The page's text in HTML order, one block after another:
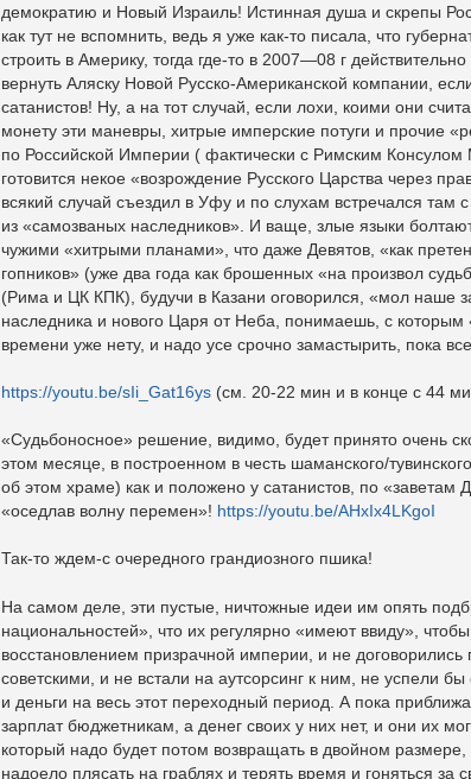
демократию и Новый Израиль! Истинная душа и скрепы
как тут не вспомнить, ведь я уже как-то писала, что
строить в Америку, тогда где-то в 2007—08 г
вернуть Аляску Новой Русско-Американской компании,
сатанистов! Ну, а на тот случай, если лохи, коими они
монету эти маневры, хитрые имперские потуги и прочие
по Российской Империи ( фактически с Римским
готовится некое «возрождение Русского Царства через
всякий случай съездил в Уфу и по слухам встречался там
из «самозваных наследников». И ваще, злые языки
чужими «хитрыми планами», что даже Девятов, «как
гопников» (уже два года как брошенных «на произвол
(Рима и ЦК КПК), будучи в Казани оговорился, «мол наше
наследника и нового Царя от Неба, понимаешь, с
времени уже нету, и надо усе срочно замастырить, пока
https://youtu.be/sIi_Gat16ys (см. 20-22 мин и в конце с 44
«Судьбоносное» решение, видимо, будет принято очень
этом месяце, в построенном в честь шаманского/
об этом храме) как и положено у сатанистов, по
«оседлав волну перемен»! https://youtu.be/AHxIx4LKgoI
Так-то ждем-с очередного грандиозного пшика!
На самом деле, эти пустые, ничтожные идеи им опять
национальностей», что их регулярно «имеют ввиду»,
восстановлением призрачной империи, и не
советскими, и не встали на аутсорсинг к ним, не успели
и деньги на весь этот переходный период. А пока
зарплат бюджетникам, а денег своих у них нет, и они их
который надо будет потом возвращать в двойном размере,
надоело плясать на граблях и терять время и гоняться за